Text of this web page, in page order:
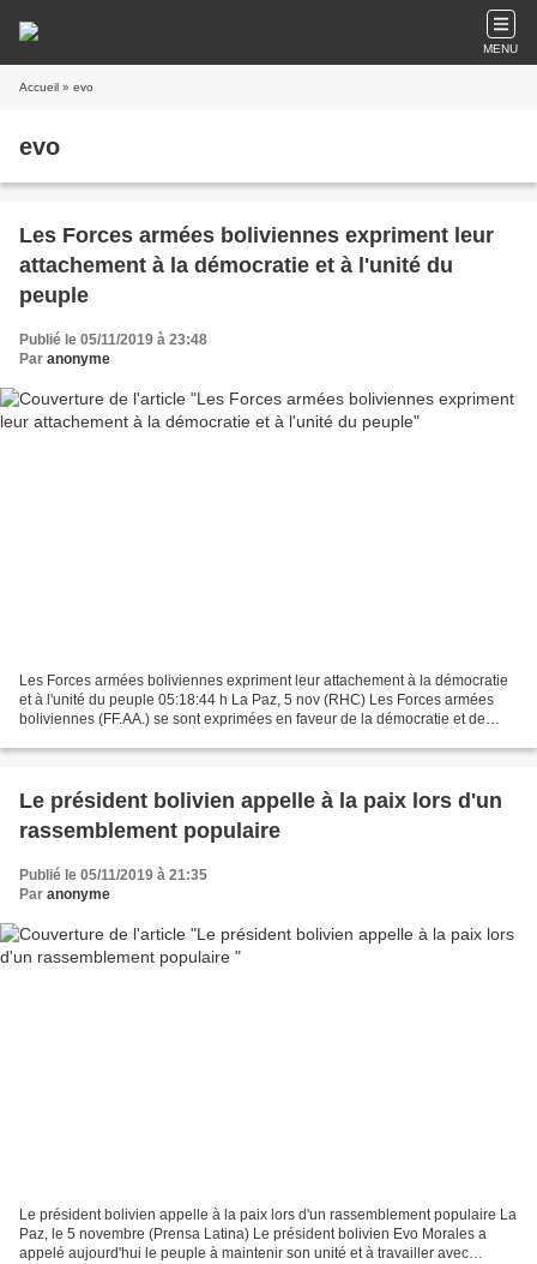
MENU
Accueil » evo
evo
Les Forces armées boliviennes expriment leur
attachement à la démocratie et à l'unité du
peuple
Publié le 05/11/2019 à 23:48
Par anonyme
Les Forces armées boliviennes expriment leur attachement à la démocratie
et à l'unité du peuple 05:18:44 h La Paz, 5 nov (RHC) Les Forces armées
boliviennes (FF.AA.) se sont exprimées en faveur de la démocratie et de
Le président bolivien appelle à la paix lors d'un
rassemblement populaire
Publié le 05/11/2019 à 21:35
Par anonyme
Le président bolivien appelle à la paix lors d'un rassemblement populaire La
Paz, le 5 novembre (Prensa Latina) Le président bolivien Evo Morales a
appelé aujourd'hui le peuple à maintenir son unité et à travailler avec